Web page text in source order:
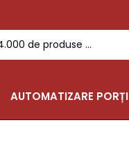
AUTOMATIZARE PORȚI